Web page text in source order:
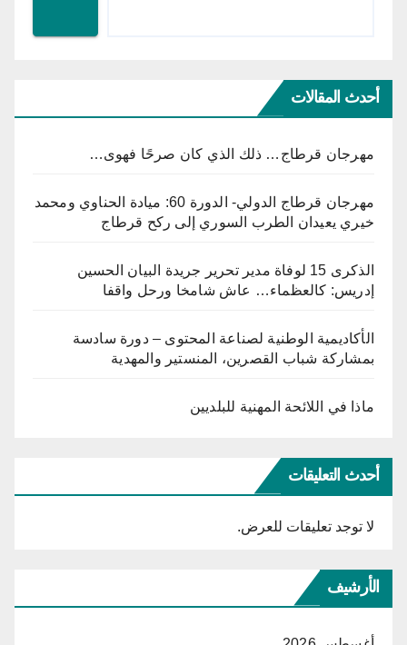
أحدث المقالات
مهرجان قرطاج… ذلك الذي كان صرحًا فهوى…
مهرجان قرطاج الدولي- الدورة 60: ميادة الحناوي ومحمد
خيري يعيدان الطرب السوري إلى ركح قرطاج
الذكرى 15 لوفاة مدير تحرير جريدة البيان الحسين
إدريس: كالعظماء… عاش شامخا ورحل واقفا
الأكاديمية الوطنية لصناعة المحتوى – دورة سادسة
بمشاركة شباب القصرين، المنستير والمهدية
ماذا في اللائحة المهنية للبلديين
أحدث التعليقات
لا توجد تعليقات للعرض.
الأرشيف